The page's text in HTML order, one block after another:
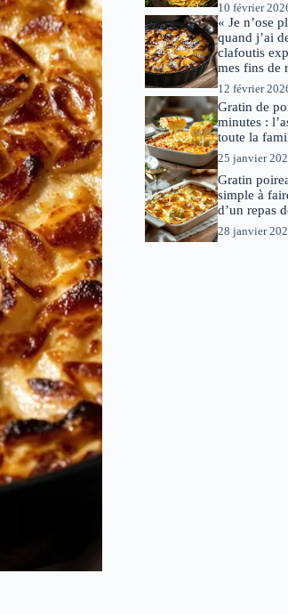
10 février
« Je n’ose
quand j’ai
clafoutis
mes fins de
12 février
Gratin de
minutes :
toute la
25 janvier
Gratin
simple à
d’un repas
28 janvier